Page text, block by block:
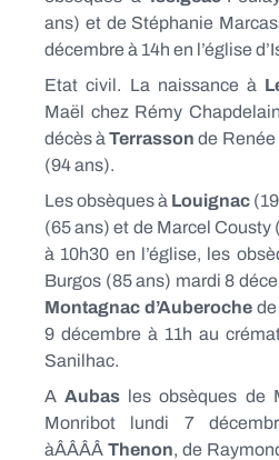
ans) et de Stéphanie
décembre à 14h en l’église
Etat civil. La naissance à
Maël chez Rémy
décès àTerrasson de Renée
(94 ans).
Les obsèques à Louignac
(65 ans) et de Marcel Cousty
à 10h30 en l’église, les
Burgos (85 ans) mardi 8
Montagnac d’Auberoche
9 décembre à 11h au
Sanilhac.
AAubas les obsèques de
Monribot lundi 7
àÂÂÂÂ Thenon, de